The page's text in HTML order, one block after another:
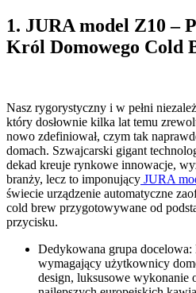
1. JURA model Z10 –
Król Domowego Cold
Nasz rygorystyczny i w pełni
który dosłownie kilka lat temu
nowo zdefiniował, czym tak
domach. Szwajcarski gigant
dekad kreuje rynkowe innowacje,
branży, lecz to imponujący JURA
świecie urządzenie automatyczne
cold brew przygotowywane od
przycisku.
Dedykowana grupa
wymagający użytkownicy
design, luksusowe wykonanie